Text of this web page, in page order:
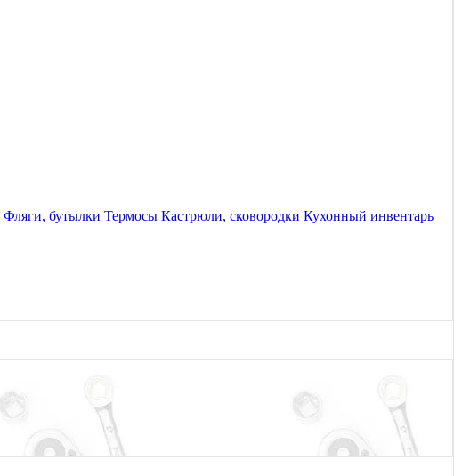
Фляги, бутылки Термосы Кастрюли, сковородки Кухонный инвентарь